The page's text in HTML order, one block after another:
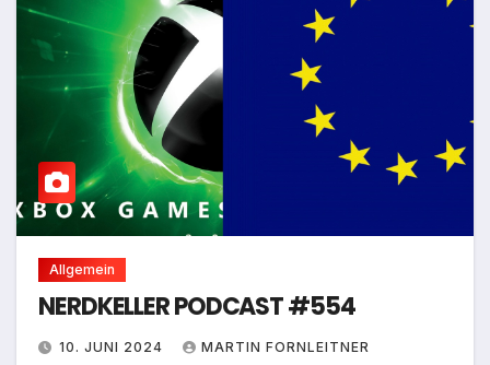
Allgemein
NERDKELLER PODCAST #554
10. JUNI 2024 MARTIN FORNLEITNER